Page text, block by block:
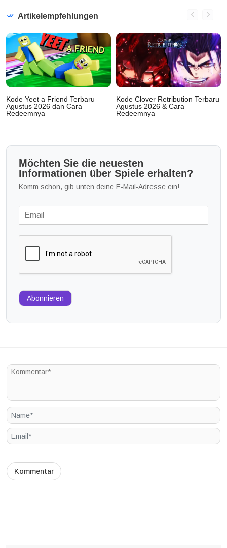
Artikelempfehlungen
Kode Yeet a Friend Terbaru
Agustus 2026 dan Cara
Redeemnya
Kode Clover Retribution Terbaru
Agustus 2026 & Cara
Redeemnya
Möchten Sie die neuesten
Informationen über Spiele erhalten?
Komm schon, gib unten deine E-Mail-Adresse ein!
Abonnieren